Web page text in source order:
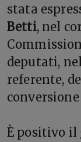
stata
Betti, nel
deputati,
referente,
È positivo il